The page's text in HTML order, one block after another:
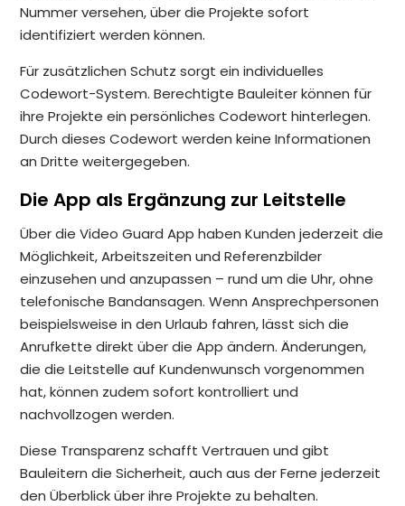
Nummer versehen, über die Projekte sofort
identifiziert werden können.
Für zusätzlichen Schutz sorgt ein individuelles
Codewort-System. Berechtigte Bauleiter können für
ihre Projekte ein persönliches Codewort hinterlegen.
Durch dieses Codewort werden keine Informationen
an Dritte weitergegeben.
Die App als Ergänzung zur Leitstelle
Über die Video Guard App haben Kunden jederzeit die
Möglichkeit, Arbeitszeiten und Referenzbilder
einzusehen und anzupassen – rund um die Uhr, ohne
telefonische Bandansagen. Wenn Ansprechpersonen
beispielsweise in den Urlaub fahren, lässt sich die
Anrufkette direkt über die App ändern. Änderungen,
die die Leitstelle auf Kundenwunsch vorgenommen
hat, können zudem sofort kontrolliert und
nachvollzogen werden.
Diese Transparenz schafft Vertrauen und gibt
Bauleitern die Sicherheit, auch aus der Ferne jederzeit
den Überblick über ihre Projekte zu behalten.